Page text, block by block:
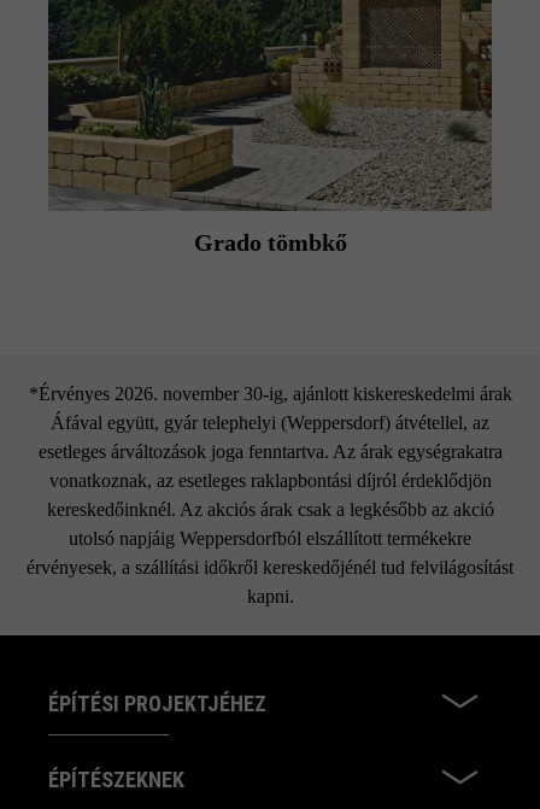
Grado tömbkő
*Érvényes 2026. november 30-ig, ajánlott kiskereskedelmi árak
Áfával együtt, gyár telephelyi (Weppersdorf) átvétellel, az
esetleges árváltozások joga fenntartva. Az árak egységrakatra
vonatkoznak, az esetleges raklapbontási díjról érdeklődjön
kereskedőinknél. Az akciós árak csak a legkésőbb az akció
utolsó napjáig Weppersdorfból elszállított termékekre
érvényesek, a szállítási időkről kereskedőjénél tud felvilágosítást
kapni.
ÉPÍTÉSI PROJEKTJÉHEZ
ÉPÍTÉSZEKNEK